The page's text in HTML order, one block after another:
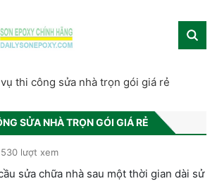
thi công sửa nhà trọn gói giá rẻ
SỬA NHÀ TRỌN GÓI GIÁ RẺ
lượt xem
sửa chữa nhà sau một thời gian dài sử